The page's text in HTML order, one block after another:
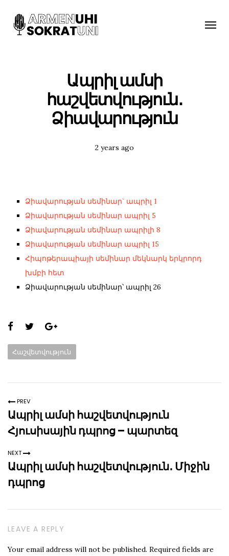
Toggle
Ապրիլ ամսի
հաշվետվություն․
Ձիավարություն
Posted
2 years ago
Ձիավարության սեմինար` ապրիլ 1
Ձիավարության սեմինար ապրիլ 5
Ձիավարության սեմինար ապրիլի 8
Ձիավարության սեմինար ապրիլ 15
Հիպոթերապիայի սեմինար մեկնարկ երկրորդ
խմբի հետ
Ձիավարության սեմինար՝ ապրիլ 26
Share
page:
Categories:
Հաշվետվություն
PREV
Ապրիլ ամսի հաշվետվություն
Հյուսիսային դպրոց – պարտեզ
NEXT
Ապրիլ ամսի հաշվետվություն․ Միջին
դպրոց
LEAVE A REPLY
Your email address will not be published. Required fields are